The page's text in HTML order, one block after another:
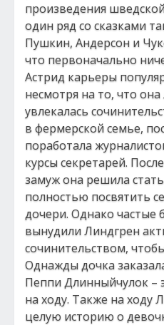
произведения
один ряд со сказками
Пушкин, Андерсон и
что первоначально
Астрид карьеры
несмотря на то, что
увлекалась
в фермерской семье,
поработала
курсы секретарей.
замуж она решила
полностью посвятить
дочери. Однако частые
вынудили Линдгрен
сочинительством,
Однажды дочка
Пеппи Длинныйчулок –
на ходу. Также на ходу
целую историю о